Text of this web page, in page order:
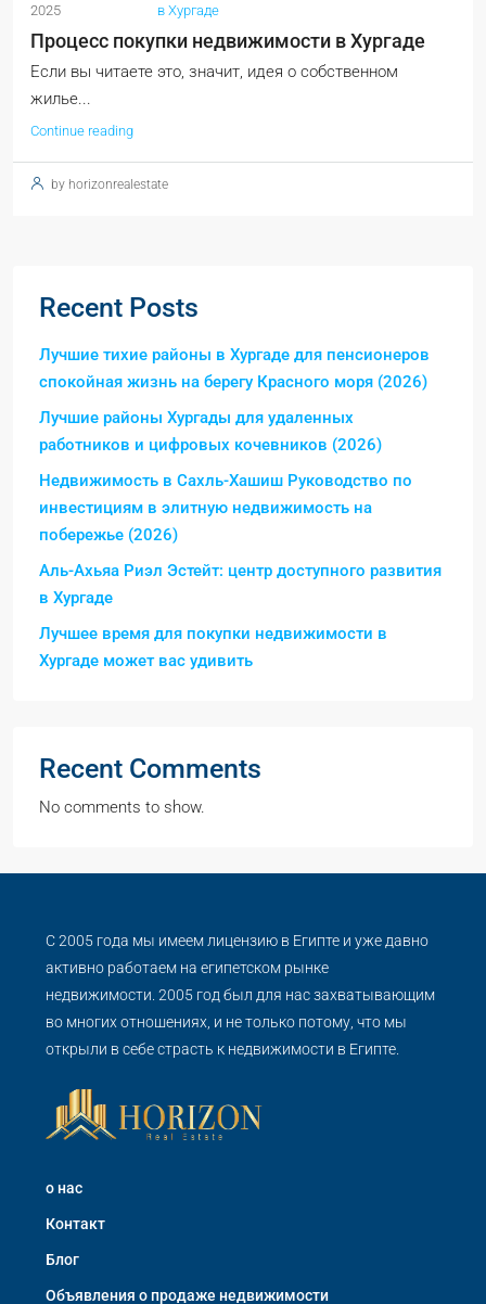
2025
в Хургаде
Процесс покупки недвижимости в Хургаде
Если вы читаете это, значит, идея о собственном
жилье...
Continue reading
by horizonrealestate
Recent Posts
Лучшие тихие районы в Хургаде для пенсионеров
спокойная жизнь на берегу Красного моря (2026)
Лучшие районы Хургады для удаленных
работников и цифровых кочевников (2026)
Недвижимость в Сахль-Хашиш Руководство по
инвестициям в элитную недвижимость на
побережье (2026)
Аль-Ахьяа Риэл Эстейт: центр доступного развития
в Хургаде
Лучшее время для покупки недвижимости в
Хургаде может вас удивить
Recent Comments
No comments to show.
С 2005 года мы имеем лицензию в Египте и уже давно
активно работаем на египетском рынке
недвижимости. 2005 год был для нас захватывающим
во многих отношениях, и не только потому, что мы
открыли в себе страсть к недвижимости в Египте.
о нас
Контакт
Блог
Объявления о продаже недвижимости